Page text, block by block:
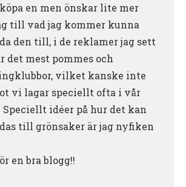
en men önskar lite mer
till vad jag kommer kunna
den till, i de reklamer jag sett
det mest pommes och
vilket kanske inte
vi lagar speciellt ofta i vår
idéer på hur det kan
till grönsaker är jag nyfiken
en bra blogg!!